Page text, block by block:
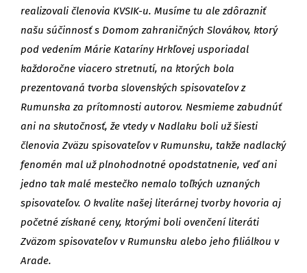
realizovali členovia KVSIK-u. Musíme tu ale zdôrazniť
našu súčinnosť s Domom zahraničných Slovákov, ktorý
pod vedením Márie Kataríny Hrkľovej usporiadal
každoročne viacero stretnutí, na ktorých bola
prezentovaná tvorba slovenských spisovateľov z
Rumunska za prítomnosti autorov. Nesmieme zabudnúť
ani na skutočnosť, že vtedy v Nadlaku boli už šiesti
členovia Zväzu spisovateľov v Rumunsku, takže nadlacký
fenomén mal už plnohodnotné opodstatnenie, veď ani
jedno tak malé mestečko nemalo toľkých uznaných
spisovateľov. O kvalite našej literárnej tvorby hovoria aj
početné získané ceny, ktorými boli ovenčení literáti
Zväzom spisovateľov v Rumunsku alebo jeho filiálkou v
Arade.